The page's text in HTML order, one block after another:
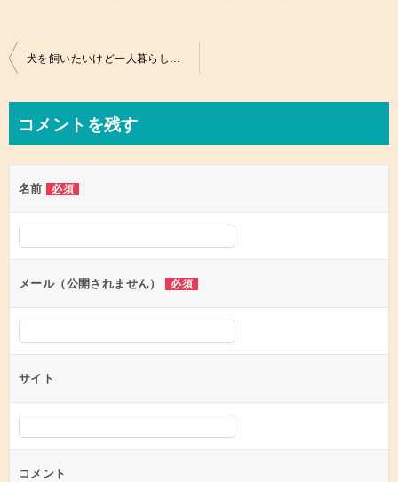
投
ビ
ゲ
ー
シ
ン
犬を飼いたいけど一人暮らし。留守番がかわいそう？！しつけのポイントは？
コメントを残す
名前 必須
メール（公開されません） 必須
サイト
コメント